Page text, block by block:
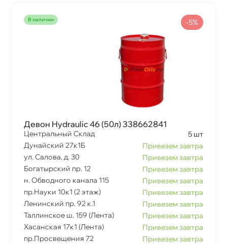
наличии
Девон Hydraulic 46 (50л) 338662841
Центральный Склад
5 шт
Дунайский 27к1Б
Привезем завтра
ул. Салова, д. 30
Привезем завтра
Богатырский пр. 12
Привезем завтра
н. Обводного канала 115
Привезем завтра
пр.Науки 10к1 (2 этаж)
Привезем завтра
Ленинский пр. 92 к.1
Привезем завтра
Таллинское ш. 159 (Лента)
Привезем завтра
Хасанская 17к1 (Лента)
Привезем завтра
пр.Просвещения 72
Привезем завтра
-5%